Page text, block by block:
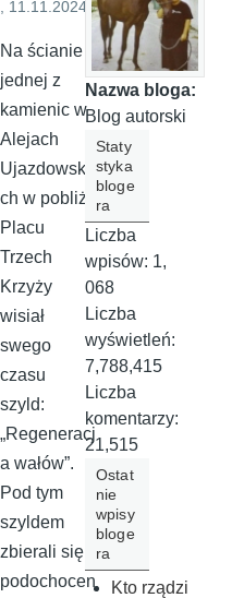
, 11.11.2024
Na ścianie
jednej z
kamienic w
Alejach
Ujazdowski
ch w pobliżu
Placu
Trzech
Krzyży
wisiał
swego
czasu
szyld:
„Regeneracj
a wałów”.
Pod tym
szyldem
zbierali się
podochocen
Nazwa bloga:
Blog autorski
Staty
styka
bloge
ra
Liczba
wpisów: 1,
068
Liczba
wyświetleń:
7,788,415
Liczba
komentarzy:
21,515
Ostat
nie
wpisy
bloge
ra
Kto rządzi